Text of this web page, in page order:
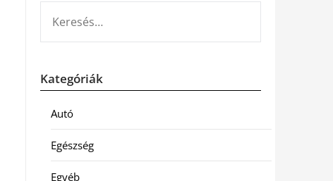
Kategóriák
Autó
Egészség
Egyéb